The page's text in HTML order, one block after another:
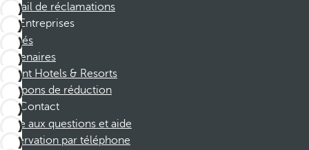
Portail de réclamations
Entreprises
Affiliés
Partenaires
Dorint Hotels & Resorts
Coupons de réduction
Contact
Foire aux questions et aide
Réservation par téléphone